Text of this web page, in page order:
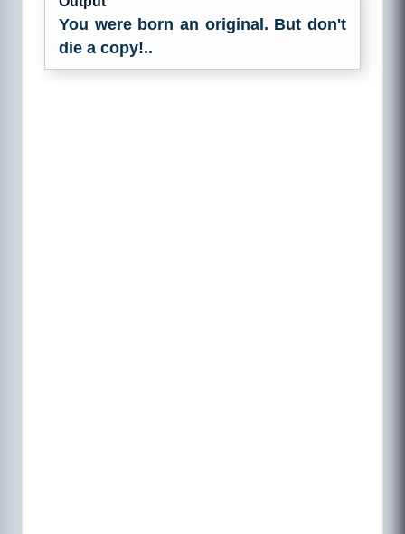
You were born an original. But don't
die a copy!..